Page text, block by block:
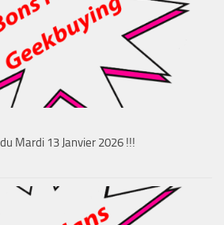
Mardi 13 Janvier 2026 !!!